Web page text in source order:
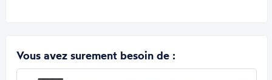
Vous avez surement besoin de :